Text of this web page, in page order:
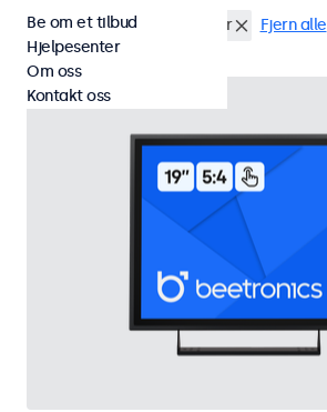
19" touchskjermer Dimbar Fjern alle
Be om et tilbud
Hjelpesenter
Om oss
Kontakt oss